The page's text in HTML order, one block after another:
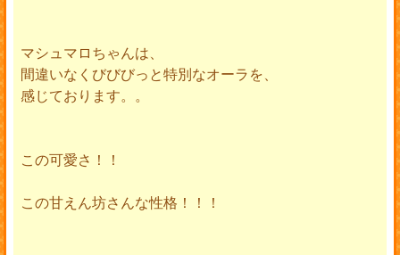
マシュマロちゃんは、
間違いなくびびびっと特別なオーラを、
感じております。。
この可愛さ！！
この甘えん坊さんな性格！！！